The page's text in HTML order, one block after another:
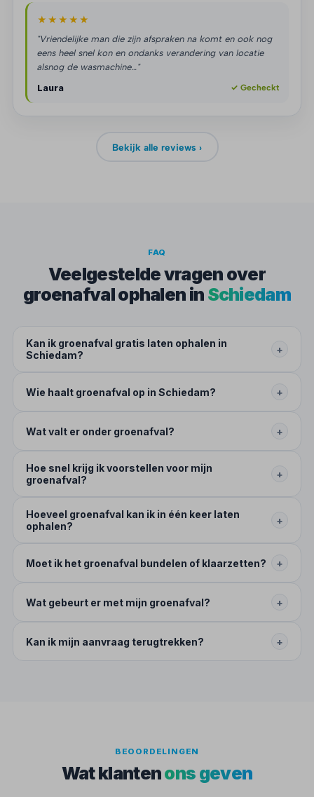
★★★★★
"Vriendelijke man die zijn afspraken na komt en ook nog
eens heel snel kon en ondanks verandering van locatie
alsnog de wasmachine…"
Laura
✓ Gecheckt
Bekijk alle reviews ›
FAQ
Veelgestelde vragen over
groenafval ophalen in Schiedam
Kan ik groenafval gratis laten ophalen in
Schiedam?
+
Wie haalt groenafval op in Schiedam? +
Wat valt er onder groenafval? +
Hoe snel krijg ik voorstellen voor mijn
groenafval?
+
Hoeveel groenafval kan ik in één keer laten
ophalen?
+
Moet ik het groenafval bundelen of klaarzetten? +
Wat gebeurt er met mijn groenafval? +
Kan ik mijn aanvraag terugtrekken? +
BEOORDELINGEN
Wat klantenons geven